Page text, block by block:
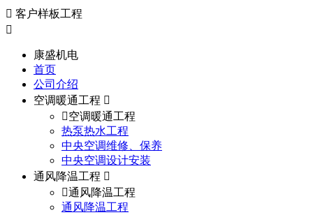
客户样板工程
康盛机电
首页
公司介绍
空调暖通工程
空调暖通工程
热泵热水工程
中央空调维修、保养
中央空调设计安装
通风降温工程
通风降温工程
通风降温工程